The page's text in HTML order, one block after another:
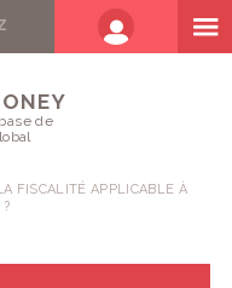
de
FISCALITÉ APPLICABLE À
?